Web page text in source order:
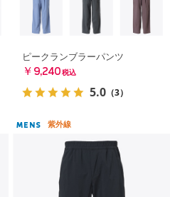
ピークランブラーパンツ
￥9,240 税込
5.0 （3）
MENS 紫外線